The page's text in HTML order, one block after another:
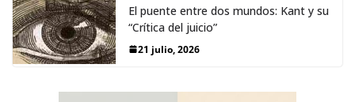
El puente entre dos mundos: Kant y su
“Crítica del juicio”
21 julio, 2026